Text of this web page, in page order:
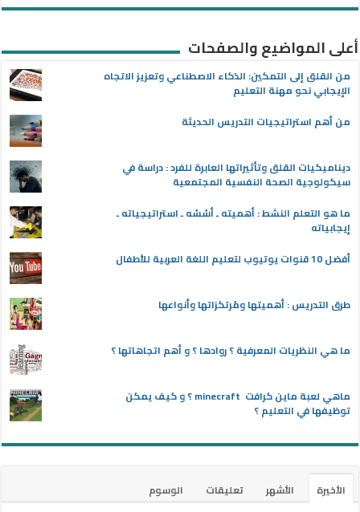
أعلى المواضيع والصفحات
من القلق إلى التمكين: الذكاء الاصطناعي وتعزيز الاتجاه
الإيجابي نحو مهنة التعليم
من أهم استراتيجيات التدريس الحديثة
ديناميكيات القلق وتأثيراتها العابرة للفرد : دراسة في
سيكولوجية الصحة النفسية المجتمعية
ما هو التعلم النشط : أهميته ـ أسُسُه ـ استراتيجياته ـ
إيجابياته
أفضل 10 قنوات يوتيوب لتعليم اللغة العربية للأطفال
طرق التدريس : أهميتها ومُرتكزاتها وأنواعها
ما هي النظريات المعرفية ؟ روادها ؟ و أهم اتجاهاتها ؟
ماهي لعبة ماين كرافت minecraft ؟ و كيف يمكن
توظيفها في التعليم ؟
الأخيرة الأشهر تعليقات
الوسوم